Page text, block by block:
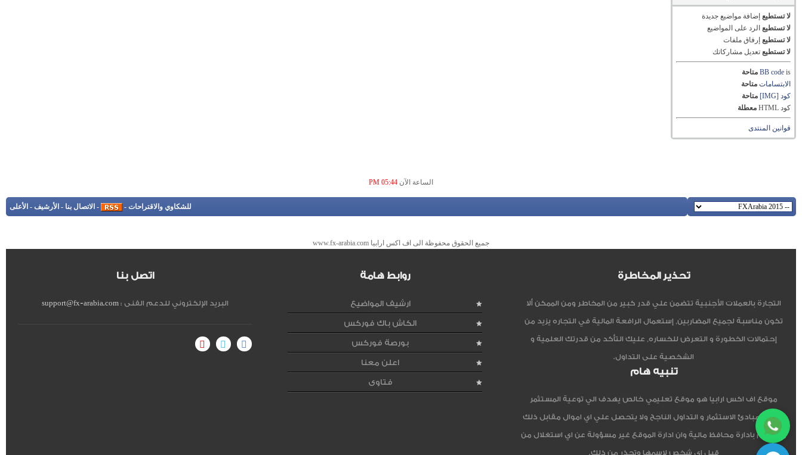
لا تستطيع إضافة مواضيع جديدة
لا تستطيع الرد على المواضيع
لا تستطيع إرفاق ملفات
لا تستطيع تعديل مشاركاتك
BB codeis
متاحة
الابتسامات متاحة
كود [IMG]
متاحة
كود HTML
معطلة
قوانين المنتدى
الساعة الآن 05:44 PM
للشكاوي والاقتراحات -
- الاتصال بنا - الأرشيف - الأعلى
جميع الحقوق محفوظة الى اف اكس ارابيا www.fx-arabia.com
تحذير المخاطرة
التجارة بالعملات الأجنبية تتضمن علي قدر كبير من المخاطر ومن الممكن ألا
تكون مناسبة لجميع المضاربين, إستعمال الرافعة المالية في التجاره يزيد من
إحتمالات الخطورة و التعرض للخساره, عليك التأكد من قدرتك العلمية و
الشخصية على التداول.
تنبيه هام
موقع اف اكس ارابيا هو موقع تعليمي خالص يهدف الي توعية المستثمر
العربي مبادئ الاستثمار و التداول الناجح ولا يتحصل علي اي اموال مقابل ذلك
ولا يقوم بادارة محافظ مالية وان ادارة الموقع غير مسؤولة عن اي استغلال من
قبل اي شخص لاسمها وتحذر من ذلك.
روابط هامة
ارشيف المواضيع
الكاش باك فوركس
بورصة فوركس
اعلن معنا
فتاوى
اتصل بنا
البريد الإلكتروني للدعم الفنى :support@fx-arabia.com